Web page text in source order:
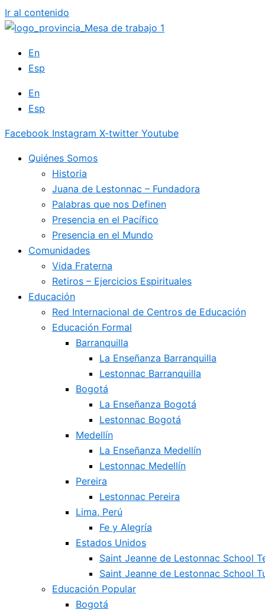
Ir al contenido
En
Esp
En
Esp
Facebook Instagram X-twitter Youtube
Quiénes Somos
Historia
Juana de Lestonnac – Fundadora
Palabras que nos Definen
Presencia en el Pacífico
Presencia en el Mundo
Comunidades
Vida Fraterna
Retiros – Ejercicios Espirituales
Educación
Red Internacional de Centros de Educación
Educación Formal
Barranquilla
La Enseñanza Barranquilla
Lestonnac Barranquilla
Bogotá
La Enseñanza Bogotá
Lestonnac Bogotá
Medellín
La Enseñanza Medellín
Lestonnac Medellín
Pereira
Lestonnac Pereira
Lima, Perú
Fe y Alegría
Estados Unidos
Saint Jeanne de Lestonnac School
Saint Jeanne de Lestonnac School
Educación Popular
Bogotá